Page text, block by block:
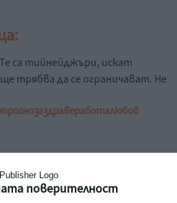
поверителност
са тийнейджъри, искат
трябва да се ограничават. Не
прогнозаздравеработалюбов